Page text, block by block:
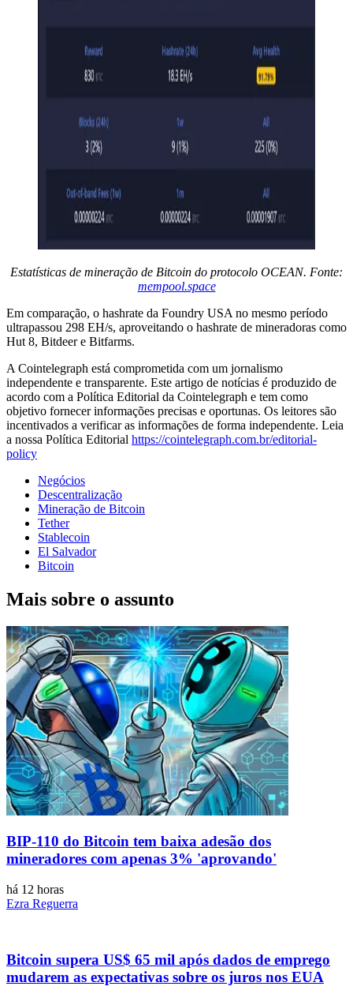
Estatísticas de mineração de Bitcoin do protocolo OCEAN. Fonte:
mempool.space
Em comparação, o hashrate da Foundry USA no mesmo período
ultrapassou 298 EH/s, aproveitando o hashrate de mineradoras como
Hut 8, Bitdeer e Bitfarms.
A Cointelegraph está comprometida com um jornalismo
independente e transparente. Este artigo de notícias é produzido de
acordo com a Política Editorial da Cointelegraph e tem como
objetivo fornecer informações precisas e oportunas. Os leitores são
incentivados a verificar as informações de forma independente. Leia
a nossa Política Editorial https://cointelegraph.com.br/editorial-
policy
Negócios
Descentralização
Mineração de Bitcoin
Tether
Stablecoin
El Salvador
Bitcoin
Mais sobre o assunto
BIP-110 do Bitcoin tem baixa adesão dos
mineradores com apenas 3% 'aprovando'
há 12 horas
Ezra Reguerra
Bitcoin supera US$ 65 mil após dados de emprego
mudarem as expectativas sobre os juros nos EUA